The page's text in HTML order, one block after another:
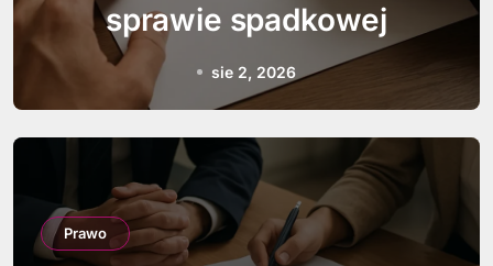
sprawie spadkowej
sie 2, 2026
Prawo